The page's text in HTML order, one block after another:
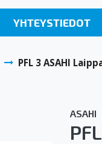
YHTEYSTIEDOT
PFL 3 ASAHI
ASAHI